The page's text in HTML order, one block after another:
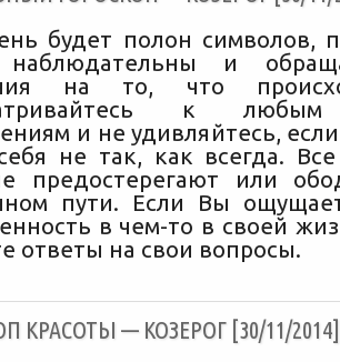
будет полон символов,
наблюдательны и
на то, что
к
и не удивляйтесь,
не так, как всегда.
предостерегают или
пути. Если Вы
в чем-то в своей
ответы на свои вопросы.
КРАСОТЫ — КОЗЕРОГ [30/11/2014]